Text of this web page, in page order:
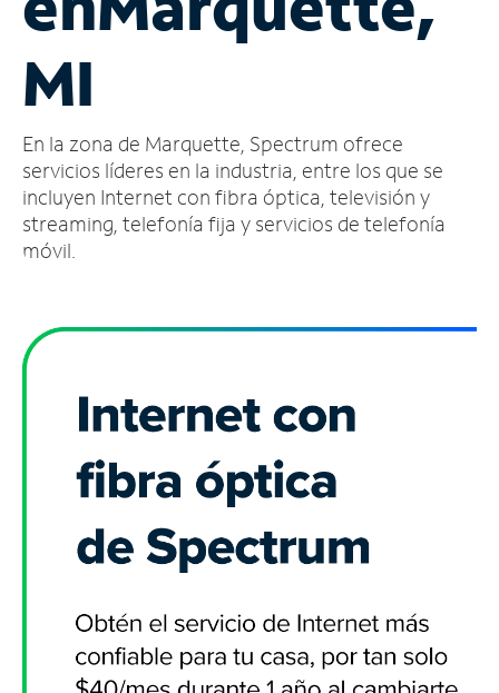
cuenta
Encuentra
tienda
MI
En la zona de Marquette, Spectrum ofrece
servicios líderes en la industria, entre los que se
incluyen Internet con fibra óptica, televisión y
streaming, telefonía fija y servicios de telefonía
móvil.